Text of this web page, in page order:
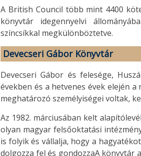
A British Council több mint 4400
könyvtár idegennyelvi
színcsíkkal megkülönböztetve.
Devecseri Gábor Könyvtár
Devecseri Gábor és felesége,
években és a hetvenes évek elején
meghatározó személyiségei voltak,
Az 1982. márciusában kelt
olyan magyar felsőoktatási
is folyik és vállalja, hogy a
dolgozza fel és gondozzaA könyvtár